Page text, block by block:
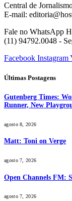
Central de
E-mail:
Fale no WhatsApp
(11) 94792.0048 -
Facebook Instagram
Últimas Postagens
Gutenberg Times:
Runner, New
agosto 8, 2026
Matt: Toni on Verge
agosto 7, 2026
Open Channels FM:
agosto 7, 2026